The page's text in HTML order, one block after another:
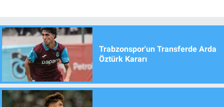
Trabzonspor'un Transferde Arda
Öztürk Kararı